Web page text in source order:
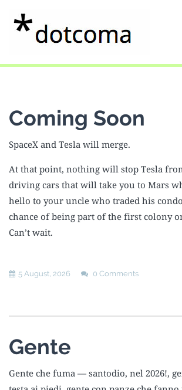
Coming Soon
SpaceX and Tesla will merge.
At that point, nothing will stop Tesla
driving cars that will take you to Mars
hello to your uncle who traded his
chance of being part of the first colony
Can’t wait.
5 August, 2026 0 Comments
Gente
Gente che fuma — santodio, nel 2026!,